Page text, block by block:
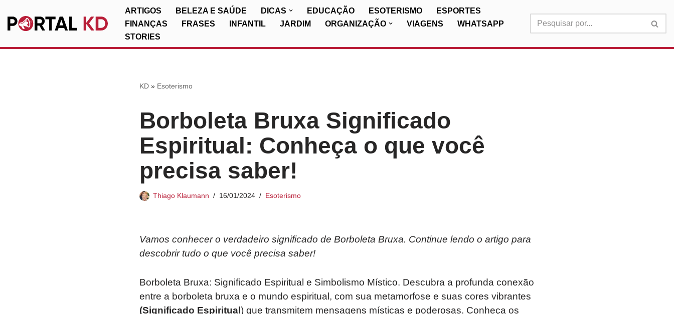
Pular
ARTIGOS BELEZA E SAÚDE DICAS EDUCAÇÃO ESOTERISMO
ESPORTES
FINANÇAS
FRASES INFANTIL JARDIM ORGANIZAÇÃO VIAGENS
WHATSAPP
STORIES
KD» Esoterismo
Borboleta Bruxa Significado
Espiritual: Conheça o que você
precisa saber!
Thiago Klaumann 16/01/2024 Esoterismo
Vamos conhecer o verdadeiro significado de Borboleta Bruxa. Continue lendo o artigo para
descobrir tudo o que você precisa saber!
Borboleta Bruxa: Significado Espiritual e Simbolismo Místico. Descubra a profunda conexão
entre a borboleta bruxa e o mundo espiritual, com sua metamorfose e suas cores vibrantes
(Significado Espiritual ) que transmitem mensagens místicas e poderosas. Conheça os